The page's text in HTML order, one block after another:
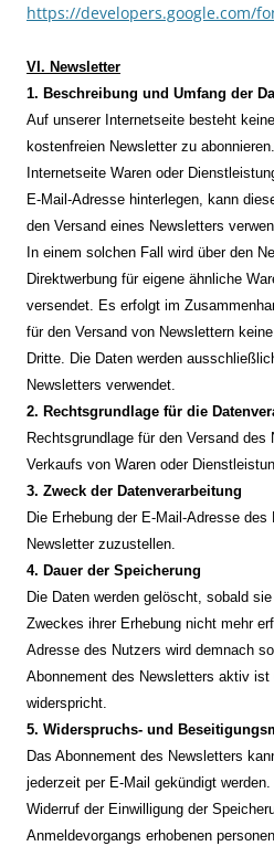
https://developers.google.com/
VI. Newsletter
1. Beschreibung und Umfang der
Auf unserer Internetseite besteht
kostenfreien Newsletter zu
Internetseite Waren oder
E-Mail-Adresse hinterlegen, kann
den Versand eines Newsletters
In einem solchen Fall wird über den
Direktwerbung für eigene ähnliche
versendet. Es erfolgt im
für den Versand von Newslettern
Dritte. Die Daten werden
Newsletters verwendet.
2. Rechtsgrundlage für die
Rechtsgrundlage für den Versand des
Verkaufs von Waren oder
3. Zweck der Datenverarbeitung
Die Erhebung der E-Mail-Adresse
Newsletter zuzustellen.
4. Dauer der Speicherung
Die Daten werden gelöscht, sobald
Zweckes ihrer Erhebung nicht mehr
Adresse des Nutzers wird demnach
Abonnement des Newsletters aktiv
widerspricht.
5. Widerspruchs- und
Das Abonnement des Newsletters
jederzeit per E-Mail gekündigt
Widerruf der Einwilligung der
Anmeldevorgangs erhobenen